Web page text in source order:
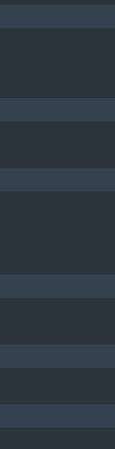
Wasabi и других
из облака для
процессов